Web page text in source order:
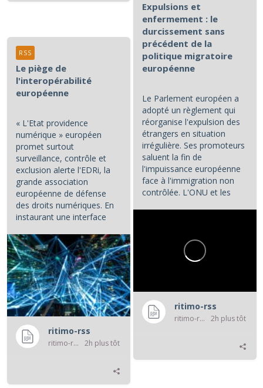
Expulsions et
enfermement : le
durcissement sans
précédent de la
politique migratoire
européenne
Le Parlement européen a
adopté un règlement qui
réorganise l'expulsion des
étrangers en situation
irrégulière. Ses promoteurs
saluent la fin de
l'impuissance européenne
face à l'immigration non
contrôlée. L'ONU et les
ritimo-rss
ritimo-rss 2h plus tôt
Le piège de
l'interopérabilité
européenne
« L'Etat providence
numérique » européen
promet surtout
surveillance, contrôle et
exclusion alerte l'EDRi, la
grande association
européenne de défense
des droits numériques. En
instaurant une interface
ritimo-rss
ritimo-rss 2h plus tôt
RSS